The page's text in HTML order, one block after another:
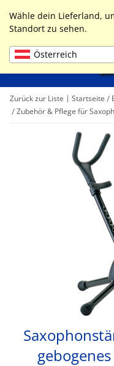
Wähle dein Lieferland,
Standort zu sehen.
Österreich
Liste
Zurück zur Liste Startseite
Zubehör & Pflege für